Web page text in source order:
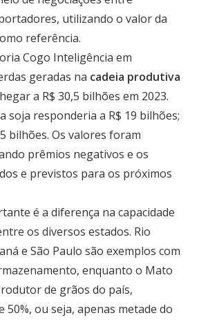
utilizando o valor da
referência.
Cogo Inteligência em
geradas na cadeia produtiva
a R$ 30,5 bilhões em 2023.
soja responderia a R$ 19 bilhões;
bilhões. Os valores foram
prêmios negativos e os
e previstos para os próximos
é a diferença na capacidade
os diversos estados. Rio
e São Paulo são exemplos com
enquanto o Mato
de grãos do país,
50%, ou seja, apenas metade do